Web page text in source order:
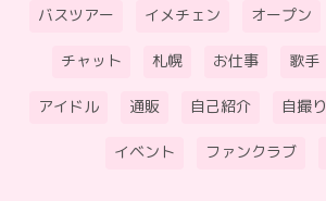
バスツアー イメチェン オープン
チャット 札幌 お仕事 歌手
アイドル 通販 自己紹介 自撮り
イベント ファンクラブ